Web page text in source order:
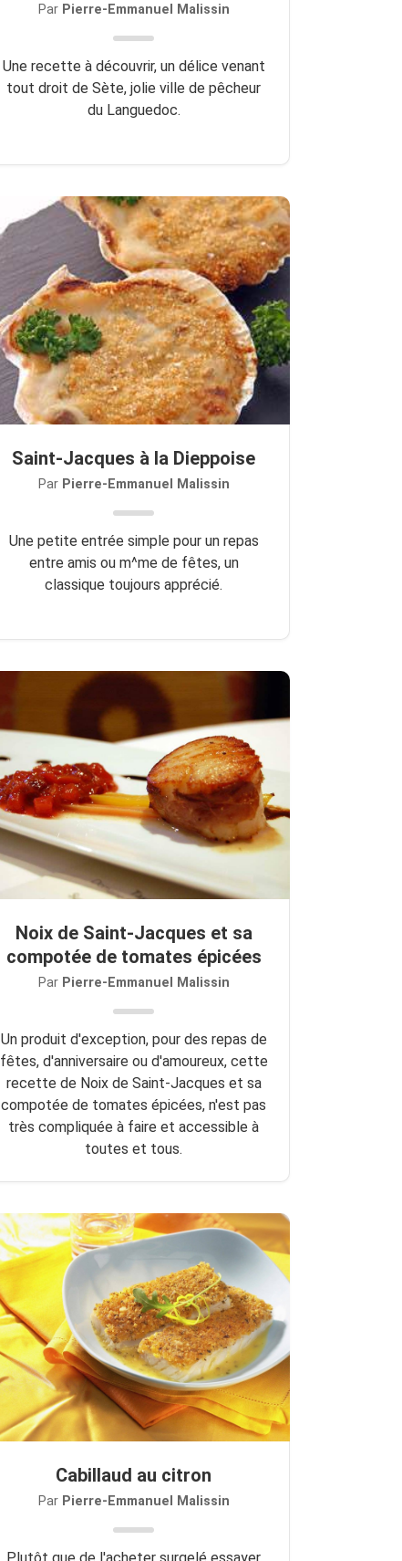
Par Pierre-Emmanuel Malissin
Une recette à découvrir, un délice venant
tout droit de Sète, jolie ville de pêcheur
du Languedoc.
Saint-Jacques à la Dieppoise
Par Pierre-Emmanuel Malissin
Une petite entrée simple pour un repas
entre amis ou m^me de fêtes, un
classique toujours apprécié.
Noix de Saint-Jacques et sa
compotée de tomates épicées
Par Pierre-Emmanuel Malissin
Un produit d'exception, pour des repas de
fêtes, d'anniversaire ou d'amoureux, cette
recette de Noix de Saint-Jacques et sa
compotée de tomates épicées, n'est pas
très compliquée à faire et accessible à
toutes et tous.
Cabillaud au citron
Par Pierre-Emmanuel Malissin
Plutôt que de l'acheter surgelé essayer